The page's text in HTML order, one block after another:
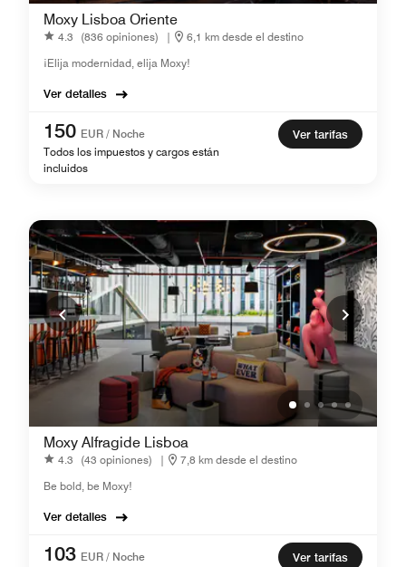
Moxy Lisboa Oriente
4.3 (836 opiniones) |
6,1 km desde el destino
¡Elija modernidad, elija Moxy!
Ver detalles
150 EUR / Noche
Todos los impuestos y cargos están
incluidos
Ver tarifas
Moxy Alfragide Lisboa
4.3 (43 opiniones) |
7,8 km desde el destino
Be bold, be Moxy!
Ver detalles
103 EUR / Noche
Ver tarifas